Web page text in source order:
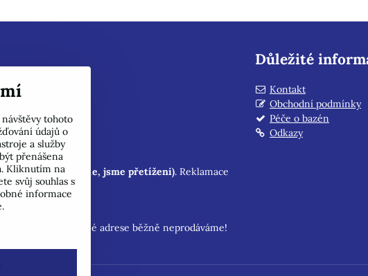
ihned odpovíme, jsme přetíženi). Reklamace
dalším řešením.
na uvedené adrese běžně neprodáváme!
Důležité
Kontakt
Obchodní podmínky
Péče o bazén
Odkazy
tohoto
údajů o
a služby
přenášena
Kliknutím na
svůj souhlas s
informace